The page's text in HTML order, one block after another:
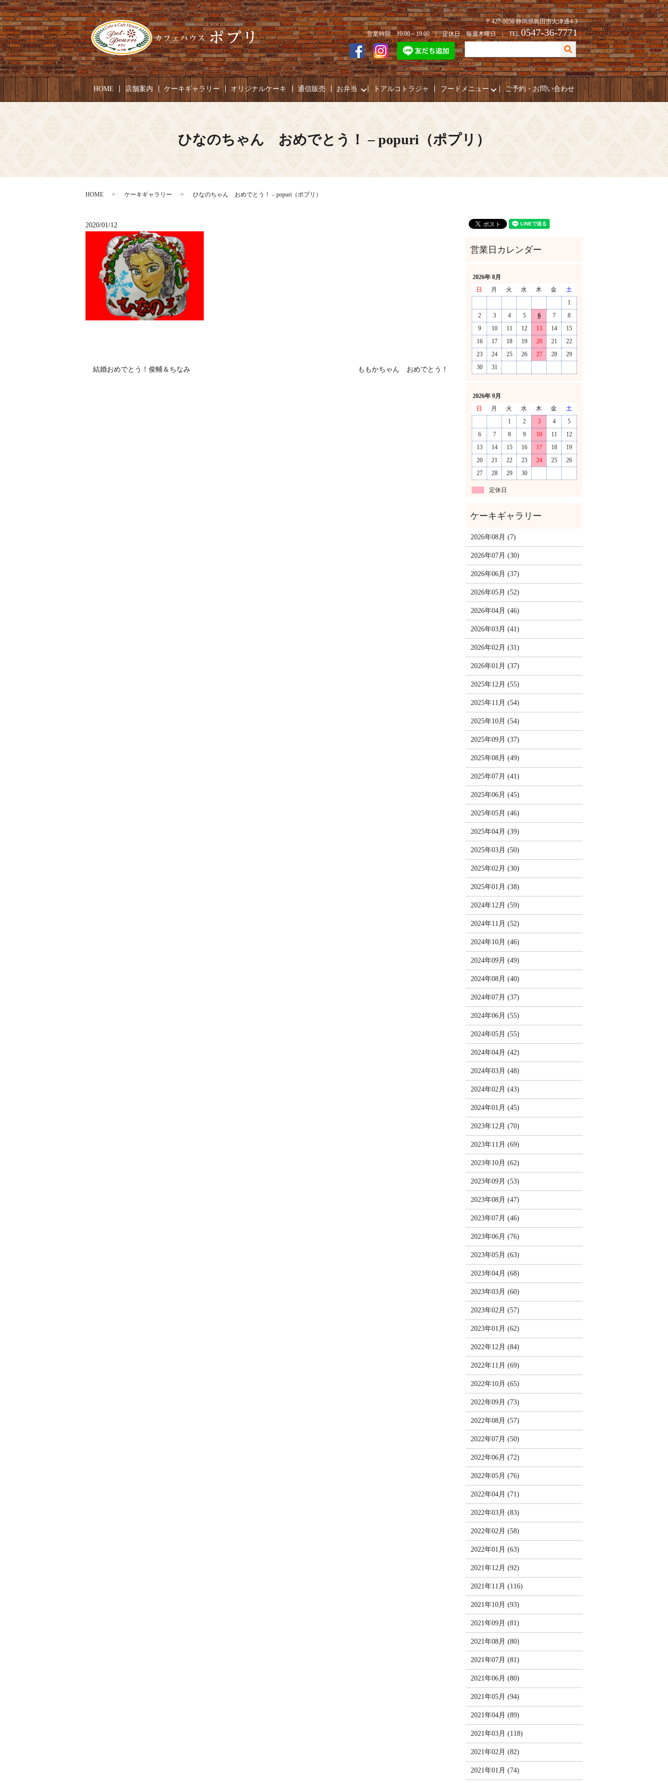
〒427-0056 静岡県島田市大津通4-3
営業時間 10:00～19:00 | 定休日 毎週木曜日 | TEL0547-36-7771
HOME 店舗案内 ケーキギャラリー オリジナルケーキ 通信販売 お弁当 トアルコトラジャ フードメニュー ご予約・お問い合わせ
ひなのちゃん おめでとう！ – popuri（ポプリ）
HOME ケーキギャラリー ひなのちゃん おめでとう！ – popuri（ポプリ）
2020/01/12
結婚おめでとう！俊輔＆ちなみ ももかちゃん おめでとう！
2026年 8月
日
月 火 水 木 金
土
1
2
3 4 5 6 7
8
9
10 11 12 13 14
15
16
17 18 19 20 21
22
23
24 25 26 27 28
29
30
31
2026年 9月
日
月 火 水 木 金
土
1
2 3 4
5
6
7 8 9 10 11
12
13
14 15 16 17 18
19
20
21 22 23 24 25
26
27
28 29 30
定休日
2026年08月 (7)
2026年07月 (30)
2026年06月 (37)
2026年05月 (52)
2026年04月 (46)
2026年03月 (41)
2026年02月 (31)
2026年01月 (37)
2025年12月 (55)
2025年11月 (54)
2025年10月 (54)
2025年09月 (37)
2025年08月 (49)
2025年07月 (41)
2025年06月 (45)
2025年05月 (46)
2025年04月 (39)
2025年03月 (50)
2025年02月 (30)
2025年01月 (38)
2024年12月 (59)
2024年11月 (52)
2024年10月 (46)
2024年09月 (49)
2024年08月 (40)
2024年07月 (37)
2024年06月 (55)
2024年05月 (55)
2024年04月 (42)
2024年03月 (48)
2024年02月 (43)
2024年01月 (45)
2023年12月 (70)
2023年11月 (69)
2023年10月 (62)
2023年09月 (53)
2023年08月 (47)
2023年07月 (46)
2023年06月 (76)
2023年05月 (63)
2023年04月 (68)
2023年03月 (60)
2023年02月 (57)
2023年01月 (62)
2022年12月 (84)
2022年11月 (69)
2022年10月 (65)
2022年09月 (73)
2022年08月 (57)
2022年07月 (50)
2022年06月 (72)
2022年05月 (76)
2022年04月 (71)
2022年03月 (83)
2022年02月 (58)
2022年01月 (63)
2021年12月 (92)
2021年11月 (116)
2021年10月 (93)
2021年09月 (81)
2021年08月 (80)
2021年07月 (81)
2021年06月 (80)
2021年05月 (94)
2021年04月 (89)
2021年03月 (118)
2021年02月 (82)
2021年01月 (74)